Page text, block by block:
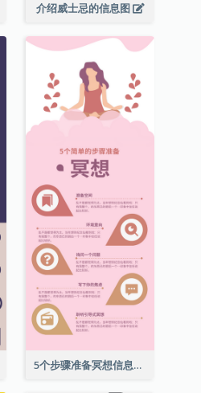
介绍威士忌的信息图
5个步骤准备冥想信息图表